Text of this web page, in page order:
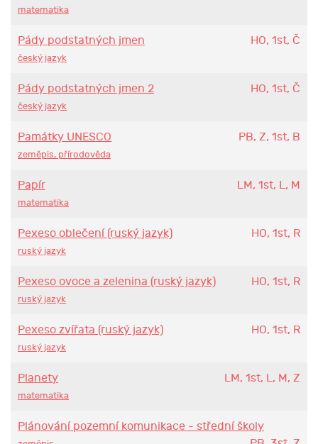
matematika
Pády podstatných jmen HO, 1st, Č
český jazyk
Pády podstatných jmen 2 HO, 1st, Č
český jazyk
Památky UNESCO PB, Z, 1st, B
zeměpis, přírodověda
Papír LM, 1st, L, M
matematika
Pexeso oblečení (ruský jazyk) HO, 1st, R
ruský jazyk
Pexeso ovoce a zelenina (ruský jazyk) HO, 1st, R
ruský jazyk
Pexeso zvířata (ruský jazyk) HO, 1st, R
ruský jazyk
Planety LM, 1st, L, M, Z
matematika
Plánování pozemní komunikace - střední školy